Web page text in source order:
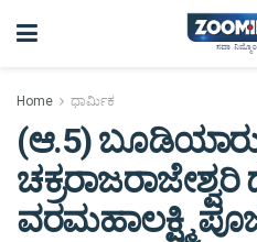
Home ಧಾರ್ಮಿಕ
(ಆ.5) ಬೂಡಿಯಾರು:
ಚಕ್ರರಾಜರಾಜೇಶ್ವರಿ
ವರಮಹಾಲಕ್ಷ್ಮಿ